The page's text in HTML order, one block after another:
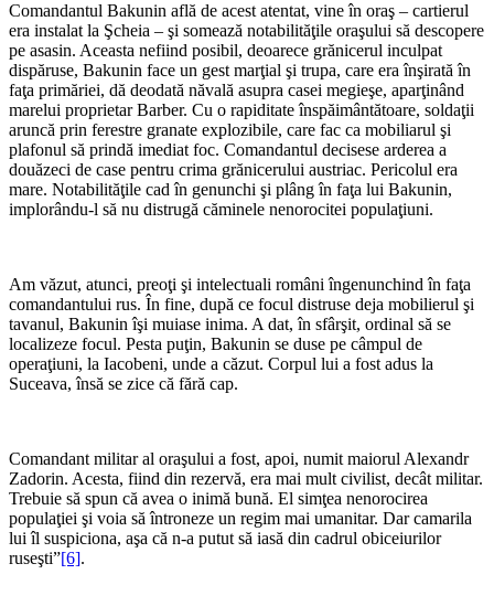
Comandantul Bakunin află de acest atentat, vine în oraş – cartierul
era instalat la Şcheia – şi somează notabilităţile oraşului să descopere
pe asasin. Aceasta nefiind posibil, deoarece grănicerul inculpat
dispăruse, Bakunin face un gest marţial şi trupa, care era înşirată în
faţa primăriei, dă deodată năvală asupra casei megieşe, aparţinând
marelui proprietar Barber. Cu o rapiditate înspăimântătoare, soldaţii
aruncă prin ferestre granate explozibile, care fac ca mobiliarul şi
plafonul să prindă imediat foc. Comandantul decisese arderea a
douăzeci de case pentru crima grănicerului austriac. Pericolul era
mare. Notabilităţile cad în genunchi şi plâng în faţa lui Bakunin,
implorându-l să nu distrugă căminele nenorocitei populaţiuni.
Am văzut, atunci, preoţi şi intelectuali români îngenunchind în faţa
comandantului rus. În fine, după ce focul distruse deja mobilierul şi
tavanul, Bakunin îşi muiase inima. A dat, în sfârşit, ordinal să se
localizeze focul. Pesta puţin, Bakunin se duse pe câmpul de
operaţiuni, la Iacobeni, unde a căzut. Corpul lui a fost adus la
Suceava, însă se zice că fără cap.
Comandant militar al oraşului a fost, apoi, numit maiorul Alexandr
Zadorin. Acesta, fiind din rezervă, era mai mult civilist, decât militar.
Trebuie să spun că avea o inimă bună. El simţea nenorocirea
populaţiei şi voia să întroneze un regim mai umanitar. Dar camarila
lui îl suspiciona, aşa că n-a putut să iasă din cadrul obiceiurilor
ruseşti”[6].